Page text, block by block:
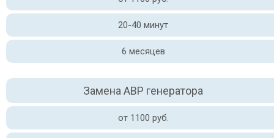
20-40 минут
6 месяцев
Замена АВР генератора
от 1100 руб.